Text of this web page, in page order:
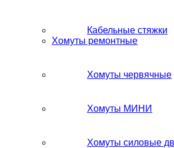
Кабельные стяжки
Хомуты ремонтные
Хомуты червячные
Хомуты МИНИ
Хомуты силовые